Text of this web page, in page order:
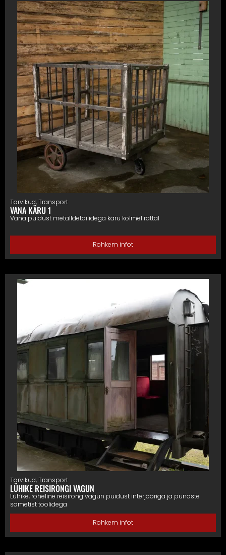
Tarvikud,Transport
VANA KÄRU 1
Vana puidust metalldetailidega käru kolmel rattal
Rohkem infot
Tarvikud,Transport
LÜHIKE REISIRONGI VAGUN
Lühike, roheline reisirongivagun puidust interjööriga ja punaste
sametist toolidega
Rohkem infot